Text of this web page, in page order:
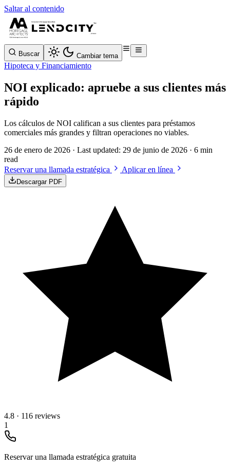
Saltar al contenido
Buscar Cambiar tema
Hipoteca y Financiamiento
NOI explicado: apruebe a sus clientes más
rápido
Los cálculos de NOI califican a sus clientes para préstamos
comerciales más grandes y filtran operaciones no viables.
26 de enero de 2026 · Last updated: 29 de junio de 2026 · 6 min
read
Reservar una llamada estratégica
Aplicar en línea
Descargar PDF
4.8 · 116 reviews
1
Reservar una llamada estratégica gratuita